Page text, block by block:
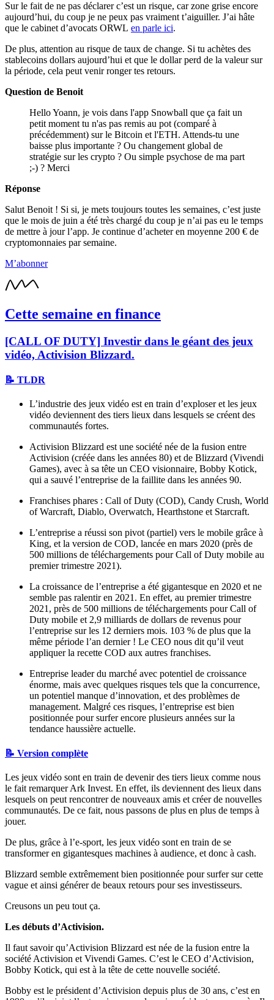
Sur le fait de ne pas déclarer c’est un risque, car zone grise encore
aujourd’hui, du coup je ne peux pas vraiment t’aiguiller. J’ai hâte
que le cabinet d’avocats ORWL en parle ici.
De plus, attention au risque de taux de change. Si tu achètes des
stablecoins dollars aujourd’hui et que le dollar perd de la valeur sur
la période, cela peut venir ronger tes retours.
Question de Benoit
Hello Yoann, je vois dans l'app Snowball que ça fait un
petit moment tu n'as pas remis au pot (comparé à
précédemment) sur le Bitcoin et l'ETH. Attends-tu une
baisse plus importante ? Ou changement global de
stratégie sur les crypto ? Ou simple psychose de ma part
;-) ? Merci
Réponse
Salut Benoit ! Si si, je mets toujours toutes les semaines, c’est juste
que le mois de juin a été très chargé du coup je n’ai pas eu le temps
de mettre à jour l’app. Je continue d’acheter en moyenne 200 € de
cryptomonnaies par semaine.
M’abonner
Cette semaine en finance
[CALL OF DUTY] Investir dans le géant des jeux
vidéo, Activision Blizzard.
📝 TLDR
L’industrie des jeux vidéo est en train d’exploser et les jeux
vidéo deviennent des tiers lieux dans lesquels se créent des
communautés fortes.
Activision Blizzard est une société née de la fusion entre
Activision (créée dans les années 80) et de Blizzard (Vivendi
Games), avec à sa tête un CEO visionnaire, Bobby Kotick,
qui a sauvé l’entreprise de la faillite dans les années 90.
Franchises phares : Call of Duty (COD), Candy Crush, World
of Warcraft, Diablo, Overwatch, Hearthstone et Starcraft.
L’entreprise a réussi son pivot (partiel) vers le mobile grâce à
King, et la version de COD, lancée en mars 2020 (près de
500 millions de téléchargements pour Call of Duty mobile au
premier trimestre 2021).
La croissance de l’entreprise a été gigantesque en 2020 et ne
semble pas ralentir en 2021. En effet, au premier trimestre
2021, près de 500 millions de téléchargements pour Call of
Duty mobile et 2,9 milliards de dollars de revenus pour
l’entreprise sur les 12 derniers mois. 103 % de plus que la
même période l’an dernier ! Le CEO nous dit qu’il veut
appliquer la recette COD aux autres franchises.
Entreprise leader du marché avec potentiel de croissance
énorme, mais avec quelques risques tels que la concurrence,
un potentiel manque d’innovation, et des problèmes de
management. Malgré ces risques, l’entreprise est bien
positionnée pour surfer encore plusieurs années sur la
tendance haussière actuelle.
📝 Version complète
Les jeux vidéo sont en train de devenir des tiers lieux comme nous
le fait remarquer Ark Invest. En effet, ils deviennent des lieux dans
lesquels on peut rencontrer de nouveaux amis et créer de nouvelles
communautés. De ce fait, nous passons de plus en plus de temps à
jouer.
De plus, grâce à l’e-sport, les jeux vidéo sont en train de se
transformer en gigantesques machines à audience, et donc à cash.
Blizzard semble extrêmement bien positionnée pour surfer sur cette
vague et ainsi générer de beaux retours pour ses investisseurs.
Creusons un peu tout ça.
Les débuts d’Activision.
Il faut savoir qu’Activision Blizzard est née de la fusion entre la
société Activision et Vivendi Games. C’est le CEO d’Activision,
Bobby Kotick, qui est à la tête de cette nouvelle société.
Bobby est le président d’Activision depuis plus de 30 ans, c’est en